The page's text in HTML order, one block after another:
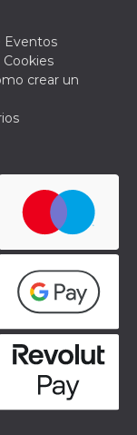
Eventos
crear un